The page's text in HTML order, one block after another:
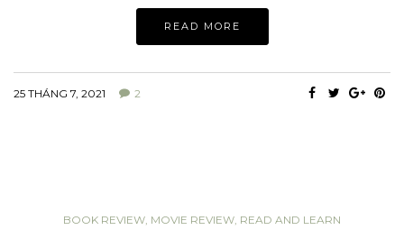
READ MORE
25 THÁNG 7, 2021 2
BOOK REVIEW MOVIE REVIEW READ AND LEARN